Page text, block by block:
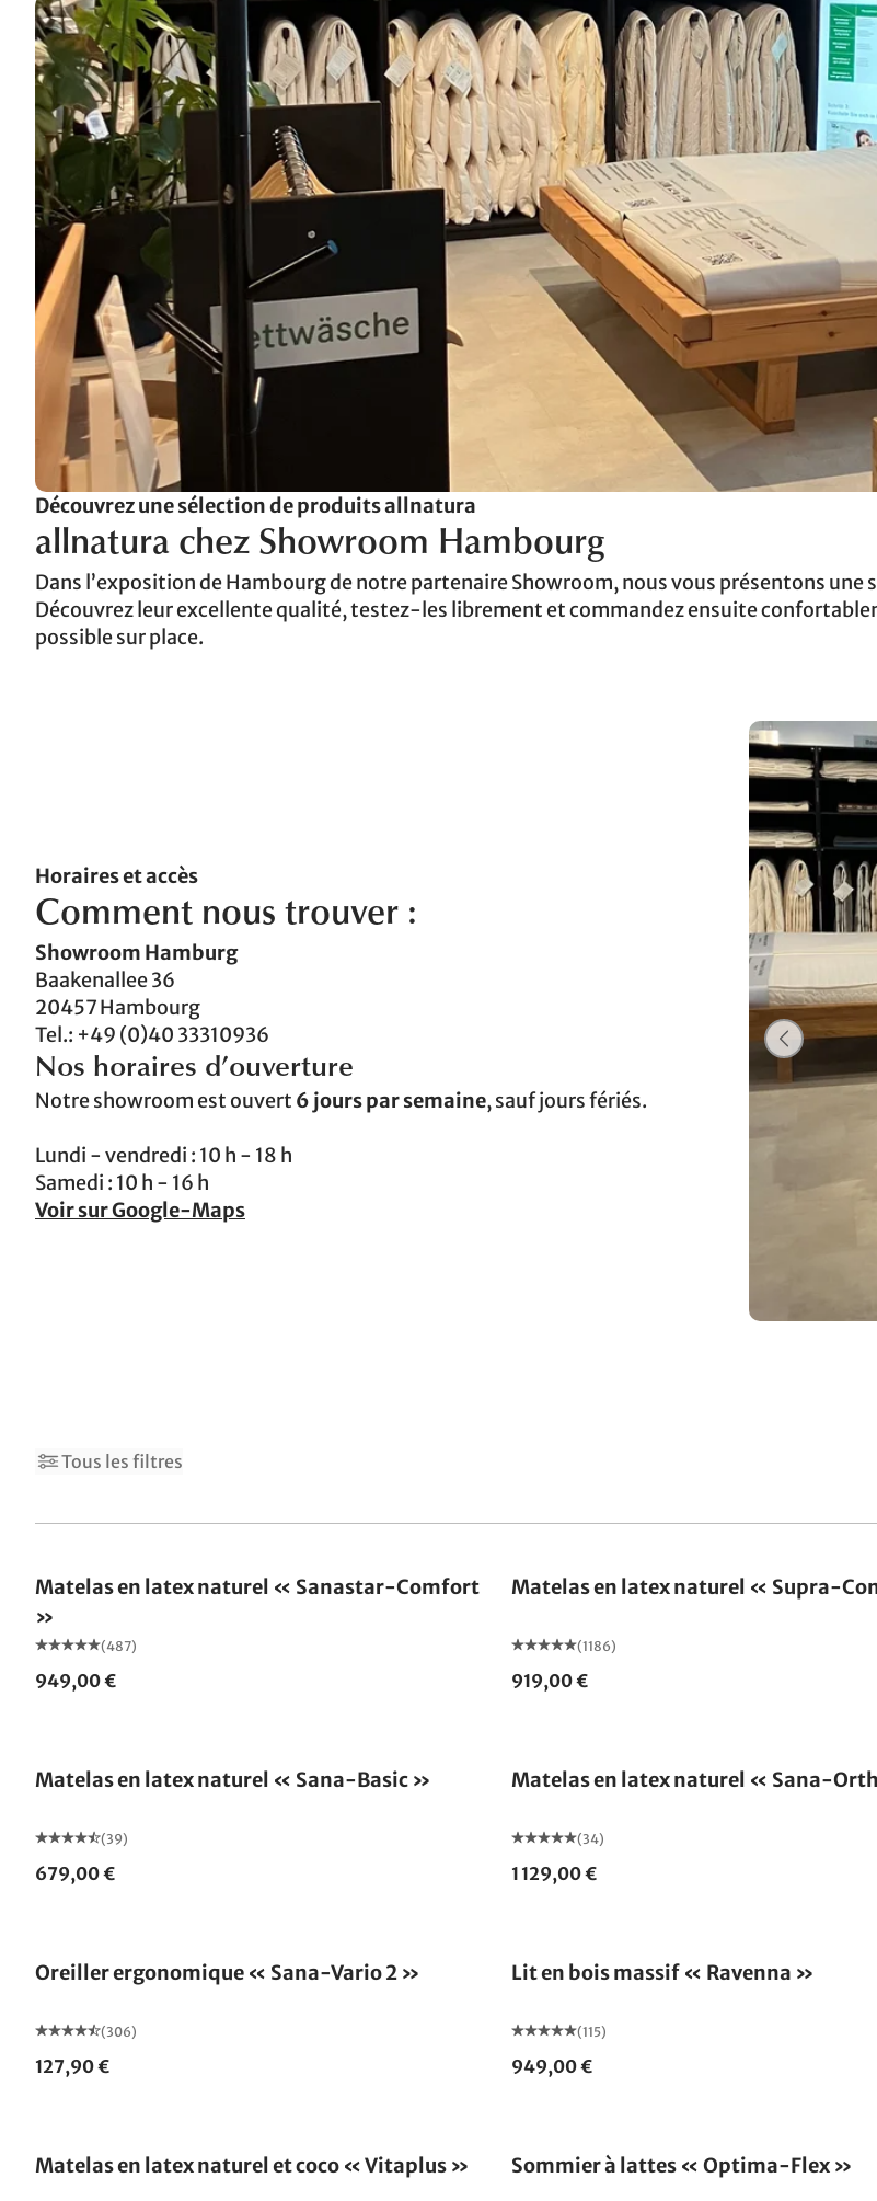
Découvrez une sélection de produits allnatura
allnatura chez Showroom Hambourg
Dans l’exposition de Hambourg de notre partenaire Showroom, nous vous présentons
Découvrez leur excellente qualité, testez-les librement et commandez ensuite
possible sur place.
Horaires et accès
Comment nous trouver :
Showroom Hamburg
Baakenallee 36
20457 Hambourg
Tel.: +49 (0)40 33310936
Nos horaires d’ouverture
Notre showroom est ouvert 6 jours par semaine, sauf jours fériés.
Lundi - vendredi : 10 h - 18 h
Samedi : 10 h - 16 h
Voir sur Google-Maps
Tous les filtres
Matelas en latex naturel « Sanastar-Comfort
»
(487)
949,00 €
Matelas en latex naturel « Supra-
(1186)
919,00 €
Matelas en latex naturel « Sana-Basic »
(39)
679,00 €
Matelas en latex naturel « Sana-
(34)
1 129,00 €
Oreiller ergonomique « Sana-Vario 2 »
(306)
127,90 €
Lit en bois massif « Ravenna »
(115)
949,00 €
Matelas en latex naturel et coco « Vitaplus » Sommier à lattes « Optima-Flex »